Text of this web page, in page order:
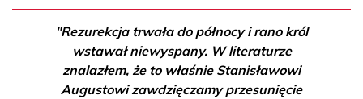
"Rezurekcja trwała do północy i rano król
wstawał niewyspany. W literaturze
znalazłem, że to właśnie Stanisławowi
Augustowi zawdzięczamy przesunięcie